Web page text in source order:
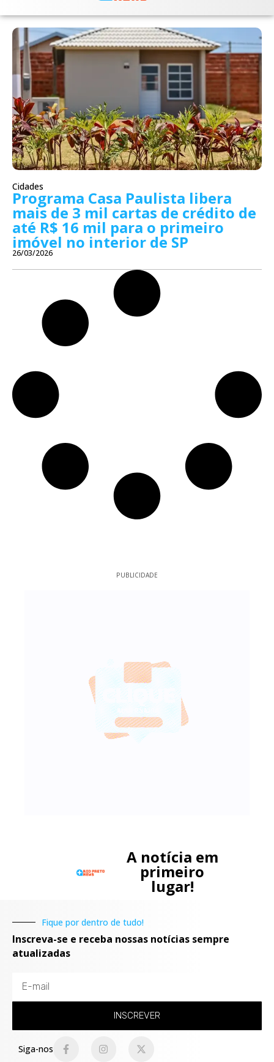
Cidades
Programa Casa Paulista libera
mais de 3 mil cartas de crédito de
até R$ 16 mil para o primeiro
imóvel no interior de SP
26/03/2026
PUBLICIDADE
A notícia em
primeiro
lugar!
Fique por dentro de tudo!
Inscreva-se e receba nossas notícias sempre
atualizadas
INSCREVER
Siga-nos